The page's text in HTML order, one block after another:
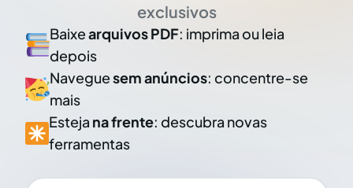
exclusivos
Baixearquivos PDF: imprima ou leia
depois
Naveguesem anúncios: concentre-se
mais
Esteja na frente: descubra novas
ferramentas